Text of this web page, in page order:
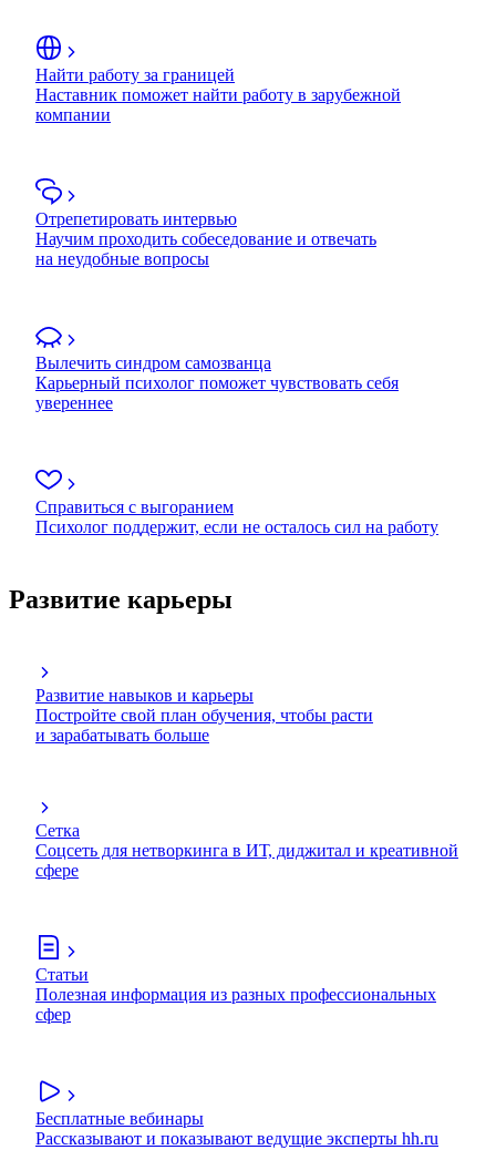
Найти работу за границей
Наставник поможет найти работу в зарубежной
компании
Отрепетировать интервью
Научим проходить собеседование и отвечать
на неудобные вопросы
Вылечить синдром самозванца
Карьерный психолог поможет чувствовать себя
увереннее
Справиться с выгоранием
Психолог поддержит, если не осталось сил на работу
Развитие карьеры
Развитие навыков и карьеры
Постройте свой план обучения, чтобы расти
и зарабатывать больше
Сетка
Соцсеть для нетворкинга в ИТ, диджитал и креативной
сфере
Статьи
Полезная информация из разных профессиональных
сфер
Бесплатные вебинары
Рассказывают и показывают ведущие эксперты hh.ru